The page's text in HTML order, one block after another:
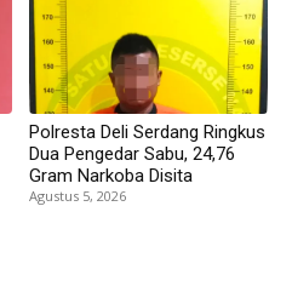
Polresta Deli Serdang Ringkus
Dua Pengedar Sabu, 24,76
Gram Narkoba Disita
Agustus 5, 2026